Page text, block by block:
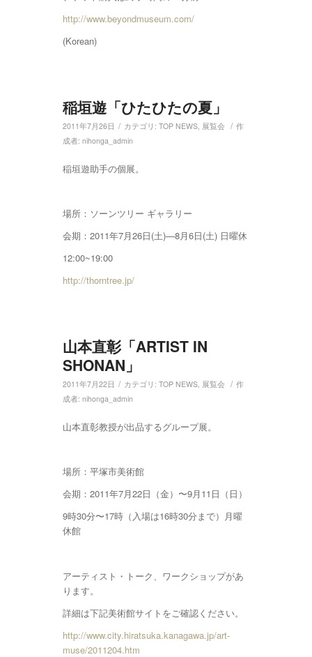
http://www.beyondmuseum.com/
(Korean)
稲垣遊「ひたひたの夏」
2011年7月26日 / カテゴリ: TOP NEWS 展覧会 / 作
成者: nihonga_admin
稲垣遊助手の個展。
場所：ソーンツリー ギャラリー
会期：2011年7月26日(土)—8月6日(土) 日曜休
12:00~19:00
http://thorntree.jp/
山本直彰「ARTIST IN
SHONAN」
2011年7月22日 / カテゴリ: TOP NEWS, 展覧会 / 作
成者: nihonga_admin
山本直彰教授が出品するグループ展。
場所：平塚市美術館
会期：2011年7月22日（金）〜9月11日（日）
9時30分〜17時（入場は16時30分まで）月曜
休館
アーティスト・トーク、ワークショップがあ
ります。
詳細は下記美術館サイトをご確認ください。
http://www.city.hiratsuka.kanagawa.jp/art-
muse/2011204.htm